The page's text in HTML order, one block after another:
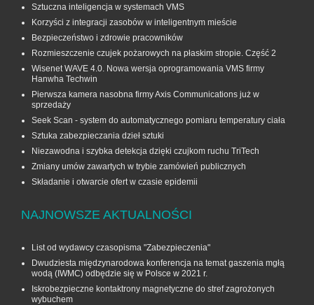
Sztuczna inteligencja w systemach VMS
Korzyści z integracji zasobów w inteligentnym mieście
Bezpieczeństwo i zdrowie pracowników
Rozmieszczenie czujek pożarowych na płaskim stropie. Część 2
Wisenet WAVE 4.0. Nowa wersja oprogramowania VMS firmy
Hanwha Techwin
Pierwsza kamera nasobna firmy Axis Communications już w
sprzedaży
Seek Scan - system do automatycznego pomiaru temperatury ciała
Sztuka zabezpieczania dzieł sztuki
Niezawodna i szybka detekcja dzięki czujkom ruchu TriTech
Zmiany umów zawartych w trybie zamówień publicznych
Składanie i otwarcie ofert w czasie epidemii
NAJNOWSZE AKTUALNOŚCI
List od wydawcy czasopisma "Zabezpieczenia"
Dwudziesta międzynarodowa konferencja na temat gaszenia mgłą
wodą (IWMC) odbędzie się w Polsce w 2021 r.
Iskrobezpieczne kontaktrony magnetyczne do stref zagrożonych
wybuchem